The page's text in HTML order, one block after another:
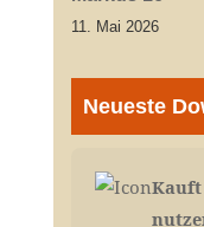
11. Mai 2026
Neueste
Kauft